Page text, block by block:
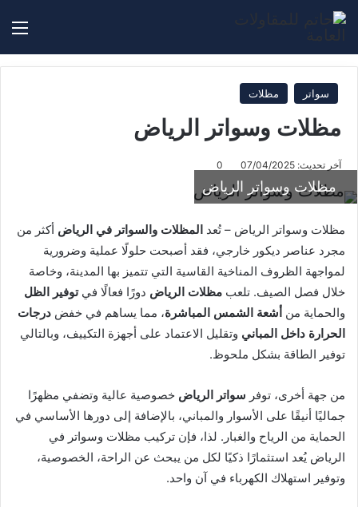
بحث
سواتر مظلات
مظلات وسواتر الرياض
آخر تحديث: 07/04/2025 0
مظلات وسواتر الرياض
مظلات وسواتر الرياض – تُعد المظلات والسواتر في الرياض أكثر من
مجرد عناصر ديكور خارجي، فقد أصبحت حلولًا عملية وضرورية
لمواجهة الظروف المناخية القاسية التي تتميز بها المدينة، وخاصة
خلال فصل الصيف. تلعب مظلات الرياض دورًا فعالًا فيتوفير الظل
والحماية من أشعة الشمس المباشرة، مما يساهم في خفض درجات
الحرارة داخل المباني وتقليل الاعتماد على أجهزة التكييف، وبالتالي
توفير الطاقة بشكل ملحوظ.
من جهة أخرى، توفر سواتر الرياض خصوصية عالية وتضفي مظهرًا
جماليًا أنيقًا على الأسوار والمباني، بالإضافة إلى دورها الأساسي في
الحماية من الرياح والغبار. لذا، فإن تركيب مظلات وسواتر في
الرياض يُعد استثمارًا ذكيًا لكل من يبحث عن الراحة، الخصوصية،
وتوفير استهلاك الكهرباء في آن واحد.